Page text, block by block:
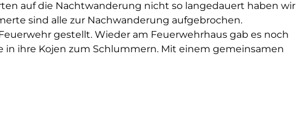
auf die Nachtwanderung nicht so langedauert haben wir
sind alle zur Nachwanderung aufgebrochen.
gestellt. Wieder am Feuerwehrhaus gab es noch
ihre Kojen zum Schlummern. Mit einem gemeinsamen